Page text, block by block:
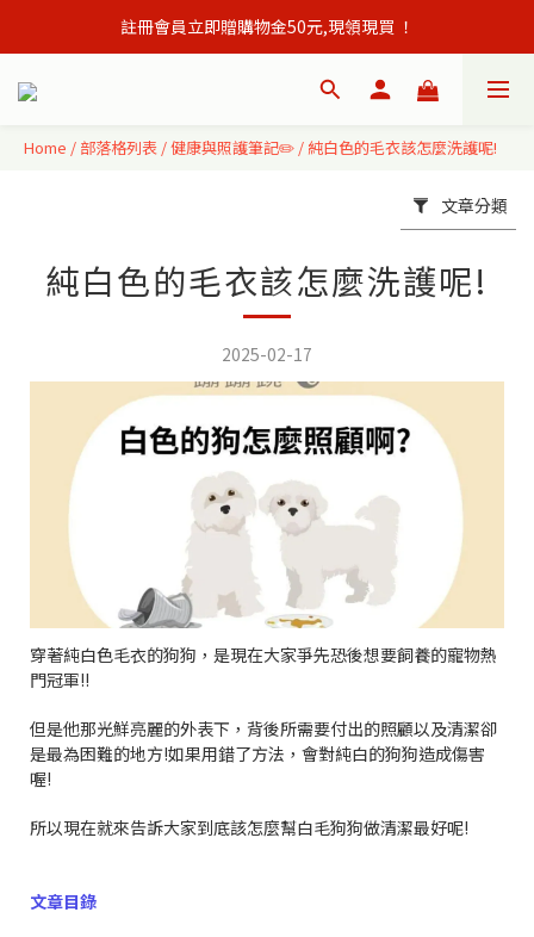
會員單筆訂單滿500元免運出貨！
註冊會員立即贈購物金50元,現領現買 ！
會員單筆訂單滿500元免運出貨！
Home / 部落格列表 /健康與照護筆記✏️ / 純白色的毛衣該怎麼洗護呢!
文章分類
純白色的毛衣該怎麼洗護呢!
2025-02-17
穿著純白色毛衣的狗狗，是現在大家爭先恐後想要飼養的寵物熱
門冠軍!!
但是他那光鮮亮麗的外表下，背後所需要付出的照顧以及清潔卻
是最為困難的地方!如果用錯了方法，會對純白的狗狗造成傷害
喔!
所以現在就來告訴大家到底該怎麼幫白毛狗狗做清潔最好呢!
文章目錄